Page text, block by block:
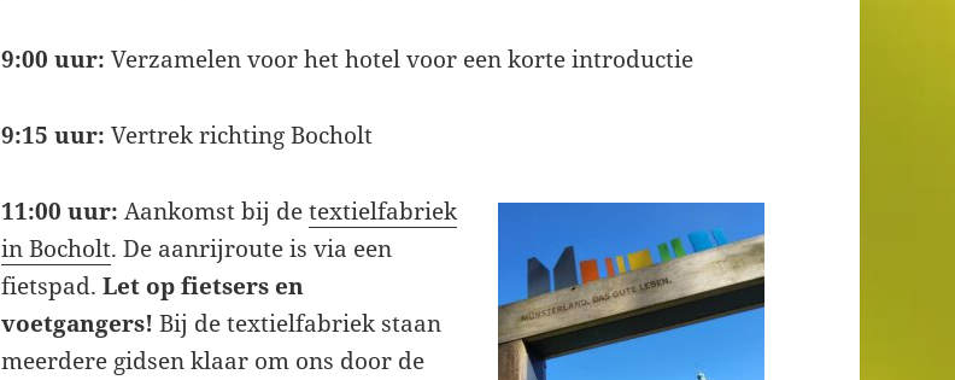
9:00 uur: Verzamelen voor het hotel voor een korte introductie
9:15 uur: Vertrek richting Bocholt
11:00 uur: Aankomst bij detextielfabriek
in Bocholt. De aanrijroute is via een
fietspad.Let op fietsers en
voetgangers! Bij de textielfabriek staan
meerdere gidsen klaar om ons door de